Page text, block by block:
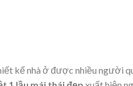
kế nhà ở được nhiều người